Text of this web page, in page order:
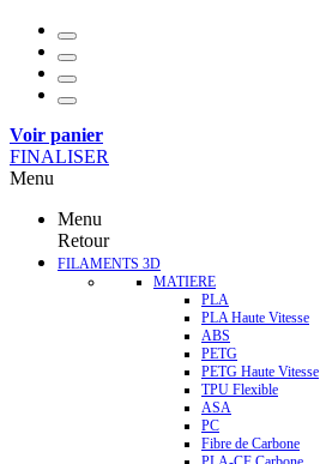
Voir panier
FINALISER
Menu
Menu
Retour
FILAMENTS 3D
MATIERE
PLA
PLA Haute Vitesse
ABS
PETG
PETG Haute Vitesse
TPU Flexible
ASA
PC
Fibre de Carbone